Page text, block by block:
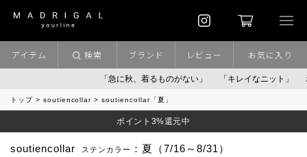
「急に秋、着るものがない」 「キレイなニット」 ポイン
アイテム 検索 ブランド レビュー お気に入り
トップ soutiencollar soutiencollar「夏」
ポイント3%還元中
soutiencollar ステンカラー ：夏（7/16～8/31）